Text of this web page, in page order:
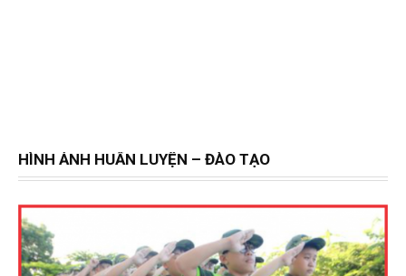
HÌNH ẢNH HUẤN LUYỆN – ĐÀO TẠO